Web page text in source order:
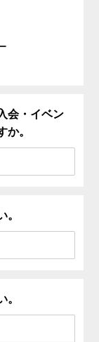
会・イベン
か。
。
。